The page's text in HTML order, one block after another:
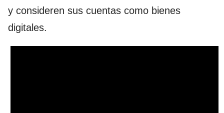
y consideren sus cuentas como bienes
digitales.